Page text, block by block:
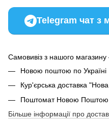
Telegram чат з
Самовивіз з нашого
Новою поштою по Україні
Кур'єрська доставка
Поштомат Новою Поштою
Більше інформації про